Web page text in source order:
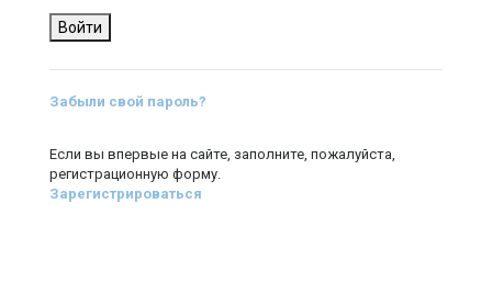
Забыли свой пароль?
Если вы впервые на сайте, заполните, пожалуйста,
регистрационную форму.
Зарегистрироваться